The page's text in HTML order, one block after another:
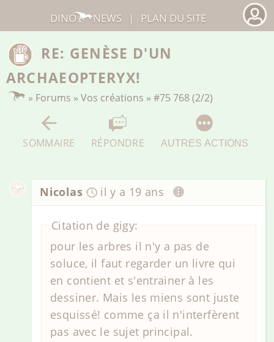
RE: GENÈSE D'UN
ARCHAEOPTERYX!
» Forums »Vos créations »#75 768 (2/2)
SOMMAIRE RÉPONDRE AUTRES ACTIONS
Nicolas il y a 19 ans
Citation de gigy:
pour les arbres il n'y a pas de
soluce, il faut regarder un livre qui
en contient et s'entrainer à les
dessiner. Mais les miens sont juste
esquissé! comme ça il n'interfèrent
pas avec le sujet principal.
DINO NEWS | PLAN DU SITE